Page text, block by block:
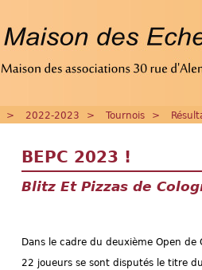
> 2022-2023 > Tournois >
BEPC 2023 !
Blitz Et Pizzas de
Dans le cadre du deuxième Open
22 joueurs se sont disputés le titre